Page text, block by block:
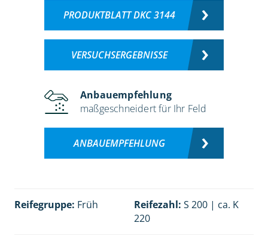
PRODUKTBLATT DKC 3144
VERSUCHSERGEBNISSE
Anbauempfehlung
maßgeschneidert für Ihr Feld
ANBAUEMPFEHLUNG
Reifegruppe: Früh Reifezahl: S 200 | ca. K
220